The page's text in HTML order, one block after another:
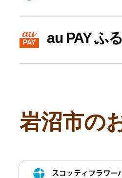
ふるさと納税
給与所得者
副業・パ
au PAY ふ
岩沼市の